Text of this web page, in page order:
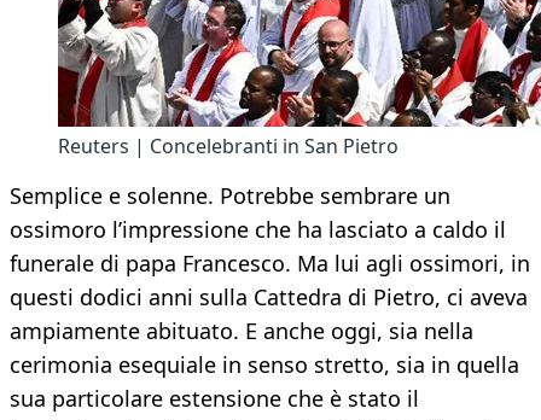
Reuters | Concelebranti in San Pietro
Semplice e solenne. Potrebbe sembrare un
ossimoro l’impressione che ha lasciato a caldo il
funerale di papa Francesco. Ma lui agli ossimori, in
questi dodici anni sulla Cattedra di Pietro, ci aveva
ampiamente abituato. E anche oggi, sia nella
cerimonia esequiale in senso stretto, sia in quella
sua particolare estensione che è stato il